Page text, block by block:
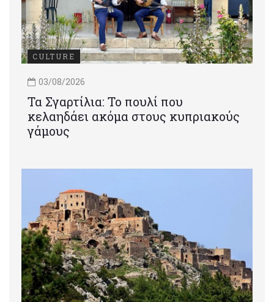
CULTURE
03/08/2026
Τα Σγαρτίλια: Το πουλί που
κελαηδάει ακόμα στους κυπριακούς
γάμους